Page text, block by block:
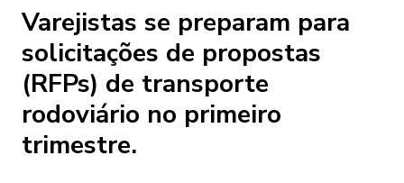
Varejistas se preparam para
solicitações de propostas
(RFPs) de transporte
rodoviário no primeiro
trimestre.